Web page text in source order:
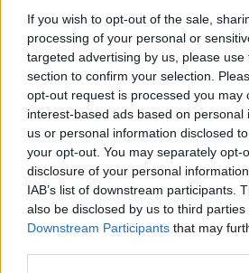
If you wish to opt-out of the sale,
processing of your personal or
targeted advertising by us, please
section to confirm your selection.
opt-out request is processed you may
interest-based ads based on personal
us or personal information disclosed
your opt-out. You may separately opt-
disclosure of your personal
IAB’s list of downstream participants.
also be disclosed by us to third parties
Downstream Participants that may
US Steel και Nippon Steel
δικαιοσύνη κατά της
Η ιαπωνική χαλυβουργία Nippon Steel
U.S. Steel θα προσφύγουν στη
κυβέρνησης του προέδρου Τζο